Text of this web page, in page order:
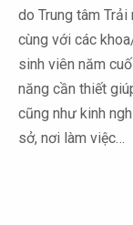
do Trung tâm
cùng với các
sinh viên năm
năng cần thiết
cũng như kinh
sở, nơi làm việc…